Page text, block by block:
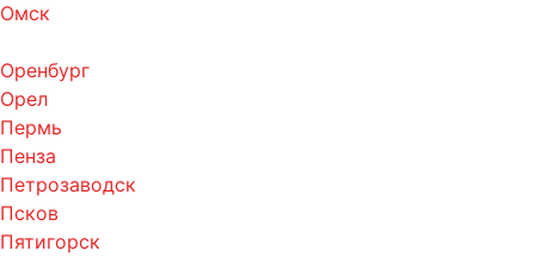
Омск
Оренбург
Орел
Пермь
Пенза
Петрозаводск
Псков
Пятигорск